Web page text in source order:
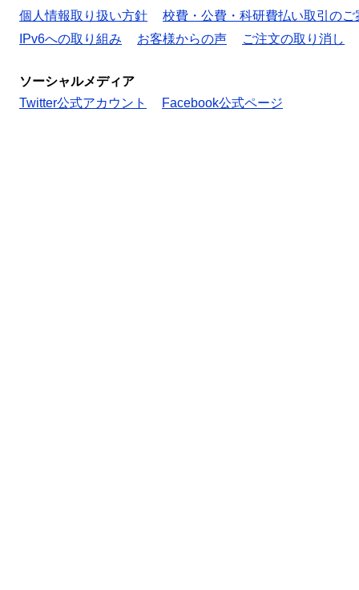
個人情報取り扱い方針
校費・公費・科研費払い取引のご
IPv6への取り組み
お客様からの声 ご注文の取り消し
ソーシャルメディア
Twitter公式アカウント
Facebook公式ページ